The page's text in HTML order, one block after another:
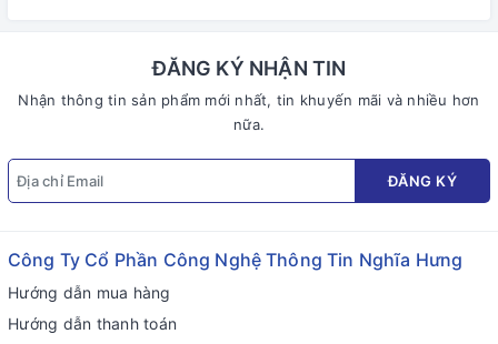
ĐĂNG KÝ NHẬN TIN
Nhận thông tin sản phẩm mới nhất, tin khuyến mãi và nhiều hơn
nữa.
ĐĂNG KÝ
Công Ty Cổ Phần Công Nghệ Thông Tin Nghĩa Hưng
Hướng dẫn mua hàng
Hướng dẫn thanh toán